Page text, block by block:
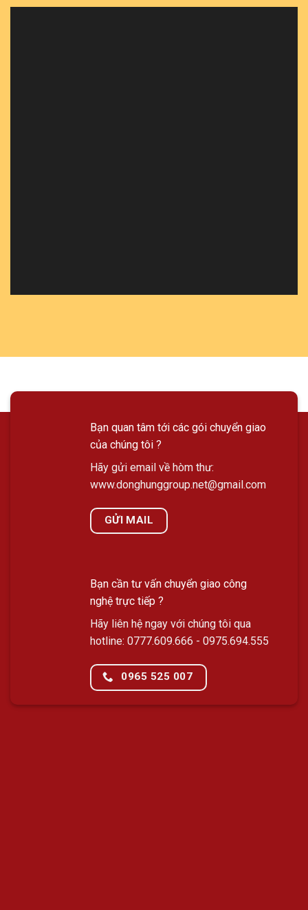
Bạn quan tâm tới các gói chuyển giao
của chúng tôi ?
Hãy gửi email về hòm thư:
www.donghunggroup.net@gmail.com
GỬI MAIL
Bạn cần tư vấn chuyển giao công
nghệ trực tiếp ?
Hãy liên hệ ngay với chúng tôi qua
hotline: 0777.609.666 - 0975.694.555
0965 525 007